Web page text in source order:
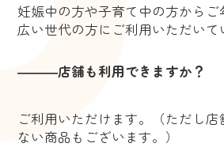
妊娠中の方や子育て中の方から
広い世代の方にご利用いただいて
―――店舗も利用できますか？
ご利用いただけます。（ただし
ない商品もございます。）